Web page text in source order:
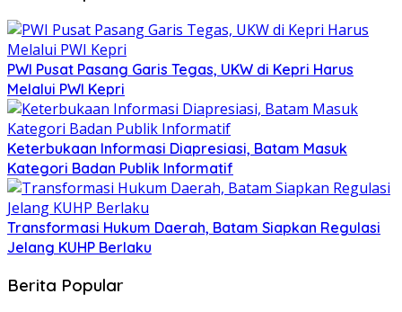
PWI Pusat Pasang Garis Tegas, UKW di Kepri Harus
Melalui PWI Kepri
Keterbukaan Informasi Diapresiasi, Batam Masuk
Kategori Badan Publik Informatif
Transformasi Hukum Daerah, Batam Siapkan Regulasi
Jelang KUHP Berlaku
Berita Popular